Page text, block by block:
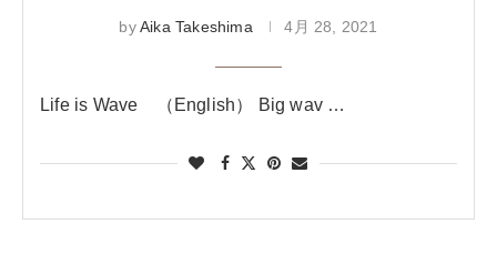
byAika Takeshima 4月 28, 2021
Life is Wave （English） Big wav …